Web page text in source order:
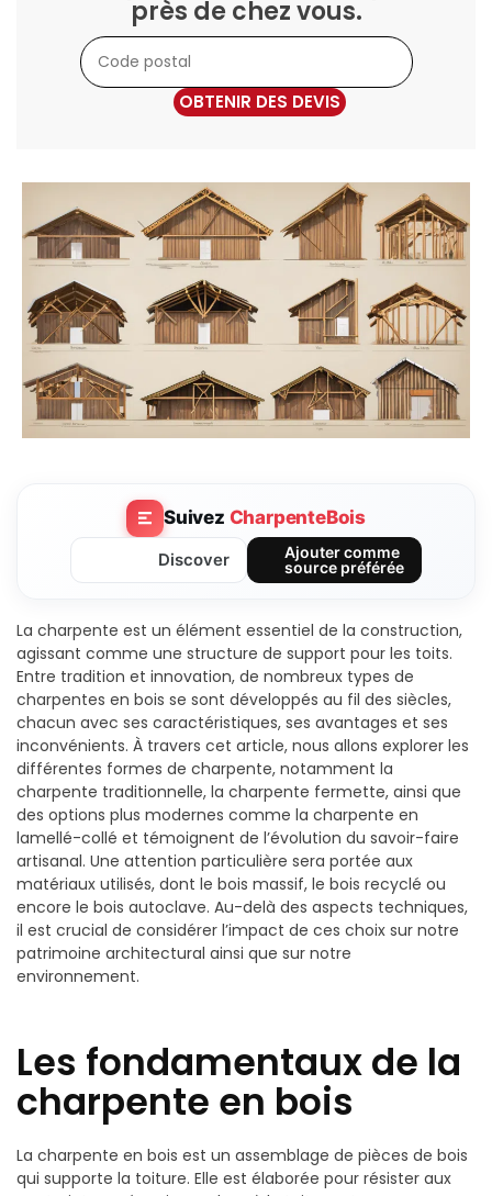
près de chez vous.
OBTENIR DES DEVIS
Suivez CharpenteBois
Discover
Ajouter comme
source préférée
La charpente est un élément essentiel de la construction,
agissant comme une structure de support pour les toits.
Entre tradition et innovation, de nombreux types de
charpentes en bois se sont développés au fil des siècles,
chacun avec ses caractéristiques, ses avantages et ses
inconvénients. À travers cet article, nous allons explorer les
différentes formes de charpente, notamment la
charpente traditionnelle, la charpente fermette, ainsi que
des options plus modernes comme la charpente en
lamellé-collé et témoignent de l’évolution du savoir-faire
artisanal. Une attention particulière sera portée aux
matériaux utilisés, dont le bois massif, le bois recyclé ou
encore le bois autoclave. Au-delà des aspects techniques,
il est crucial de considérer l’impact de ces choix sur notre
patrimoine architectural ainsi que sur notre
environnement.
Les fondamentaux de la
charpente en bois
La charpente en bois est un assemblage de pièces de bois
qui supporte la toiture. Elle est élaborée pour résister aux